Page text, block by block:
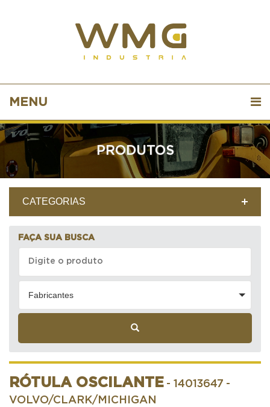
MENU
PRODUTOS
CATEGORIAS
FAÇA SUA BUSCA
Fabricantes
RÓTULA OSCILANTE - 14013647 -
VOLVO/CLARK/MICHIGAN